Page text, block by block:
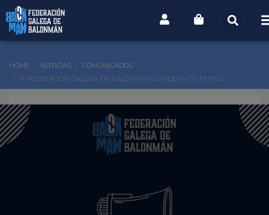
HOME NOTICIAS
COMUNICADOS
A FEDERACIÓN GALEGA DE BALONMÁN CONDENA OS FEITOS